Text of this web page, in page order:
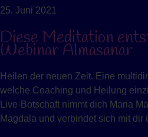
25. Juni 2021
Diese Meditation
Webinar Almasanar
Heilen der neuen Zeit. Eine
welche Coaching und Heilung
Live-Botschaft nimmt dich Maria
Magdala und verbindet sich mit dir